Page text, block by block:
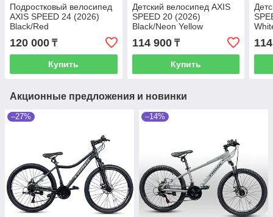
Подростковый велосипед
AXIS SPEED 24 (2026)
Black/Red
120 000 ₸
Купить
Детский велосипед AXIS
SPEED 20 (2026)
Black/Neon Yellow
114 900₸
Купить
Акционные предложения и новинки
–27% –14%